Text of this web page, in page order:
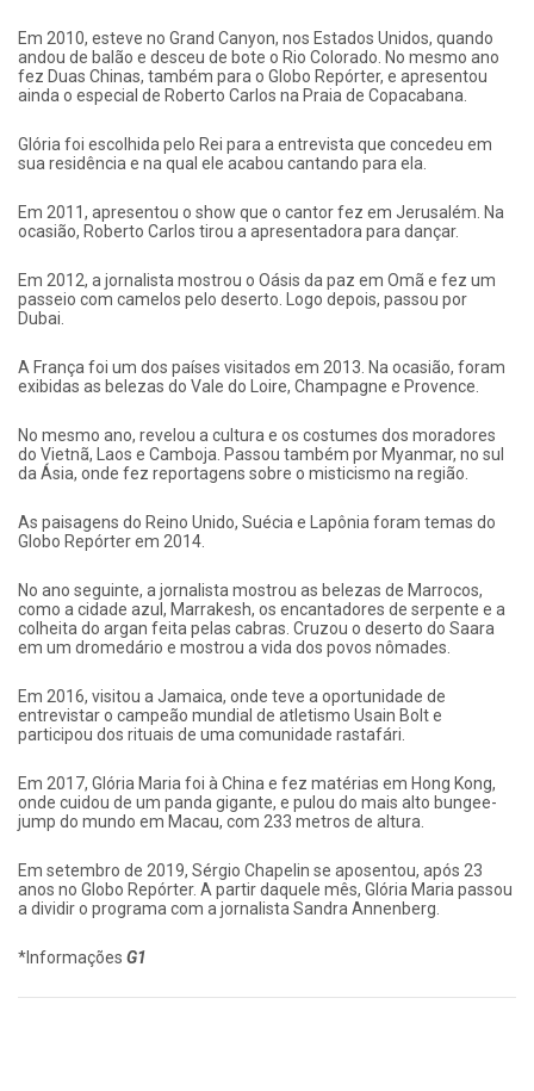
Em 2010, esteve no Grand Canyon, nos Estados Unidos, quando
andou de balão e desceu de bote o Rio Colorado. No mesmo ano
fez Duas Chinas, também para o Globo Repórter, e apresentou
ainda o especial de Roberto Carlos na Praia de Copacabana.
Glória foi escolhida pelo Rei para a entrevista que concedeu em
sua residência e na qual ele acabou cantando para ela.
Em 2011, apresentou o show que o cantor fez em Jerusalém. Na
ocasião, Roberto Carlos tirou a apresentadora para dançar.
Em 2012, a jornalista mostrou o Oásis da paz em Omã e fez um
passeio com camelos pelo deserto. Logo depois, passou por
Dubai.
A França foi um dos países visitados em 2013. Na ocasião, foram
exibidas as belezas do Vale do Loire, Champagne e Provence.
No mesmo ano, revelou a cultura e os costumes dos moradores
do Vietnã, Laos e Camboja. Passou também por Myanmar, no sul
da Ásia, onde fez reportagens sobre o misticismo na região.
As paisagens do Reino Unido, Suécia e Lapônia foram temas do
Globo Repórter em 2014.
No ano seguinte, a jornalista mostrou as belezas de Marrocos,
como a cidade azul, Marrakesh, os encantadores de serpente e a
colheita do argan feita pelas cabras. Cruzou o deserto do Saara
em um dromedário e mostrou a vida dos povos nômades.
Em 2016, visitou a Jamaica, onde teve a oportunidade de
entrevistar o campeão mundial de atletismo Usain Bolt e
participou dos rituais de uma comunidade rastafári.
Em 2017, Glória Maria foi à China e fez matérias em Hong Kong,
onde cuidou de um panda gigante, e pulou do mais alto bungee-
jump do mundo em Macau, com 233 metros de altura.
Em setembro de 2019, Sérgio Chapelin se aposentou, após 23
anos no Globo Repórter. A partir daquele mês, Glória Maria passou
a dividir o programa com a jornalista Sandra Annenberg.
*Informações G1